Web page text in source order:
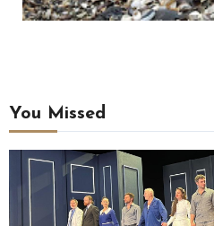
You Missed